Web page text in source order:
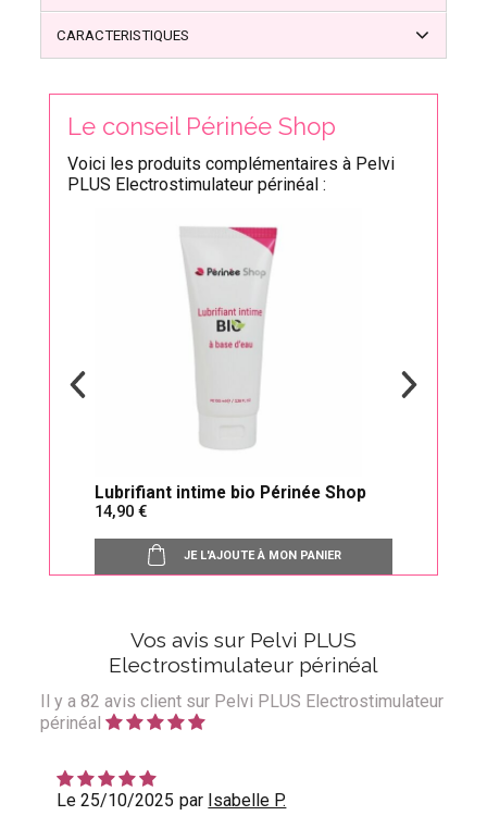
CARACTERISTIQUES
Le conseil Périnée Shop
Voici les produits complémentaires à Pelvi
PLUS Electrostimulateur périnéal :
Lubrifiant intime bio Périnée Shop
14,90
JE L'AJOUTE À MON PANIER
Vos avis sur Pelvi PLUS
Electrostimulateur périnéal
Il y a82 avis client sur Pelvi PLUS Electrostimulateur
périnéal
Le 25/10/2025 par Isabelle P.